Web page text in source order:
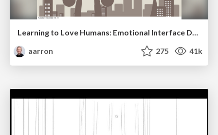
Learning to Love Humans: Emotional Interface Design
aarron
275 41k